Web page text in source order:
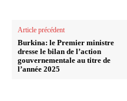
Article précédent
Burkina: le Premier ministre
dresse le bilan de l’action
gouvernementale au titre de
l’année 2025